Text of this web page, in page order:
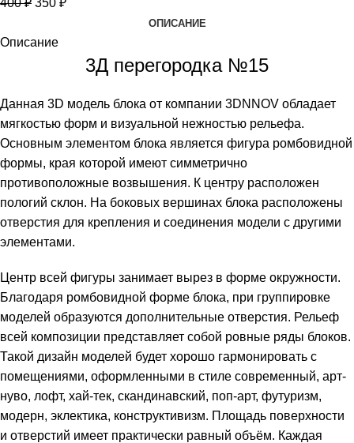
400₽ 350 ₽
ОПИСАНИЕ
Описание
3Д перегородка №15
Данная 3D модель блока от компании 3DNNOV обладает
мягкостью форм и визуальной нежностью рельефа.
Основным элементом блока является фигура ромбовидной
формы, края которой имеют симметрично
противоположные возвышения. К центру расположен
пологий склон. На боковых вершинах блока расположены
отверстия для крепления и соединения модели с другими
элементами.
Центр всей фигуры занимает вырез в форме окружности.
Благодаря ромбовидной форме блока, при группировке
моделей образуются дополнительные отверстия. Рельеф
всей композиции представляет собой ровные ряды блоков.
Такой дизайн моделей будет хорошо гармонировать с
помещениями, оформленными в стиле современный, арт-
нуво, лофт, хай-тек, скандинавский, поп-арт, футуризм,
модерн, эклектика, конструктивизм. Площадь поверхности
и отверстий имеет практически равный объём. Каждая